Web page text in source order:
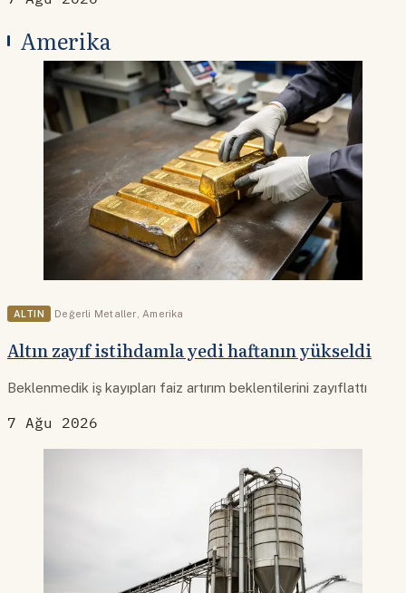
Amerika
ALTIN Değerli Metaller Amerika
Altın zayıf istihdamla yedi haftanın yükseldi
Beklenmedik iş kayıpları faiz artırım beklentilerini zayıflattı
7 Ağu 2026